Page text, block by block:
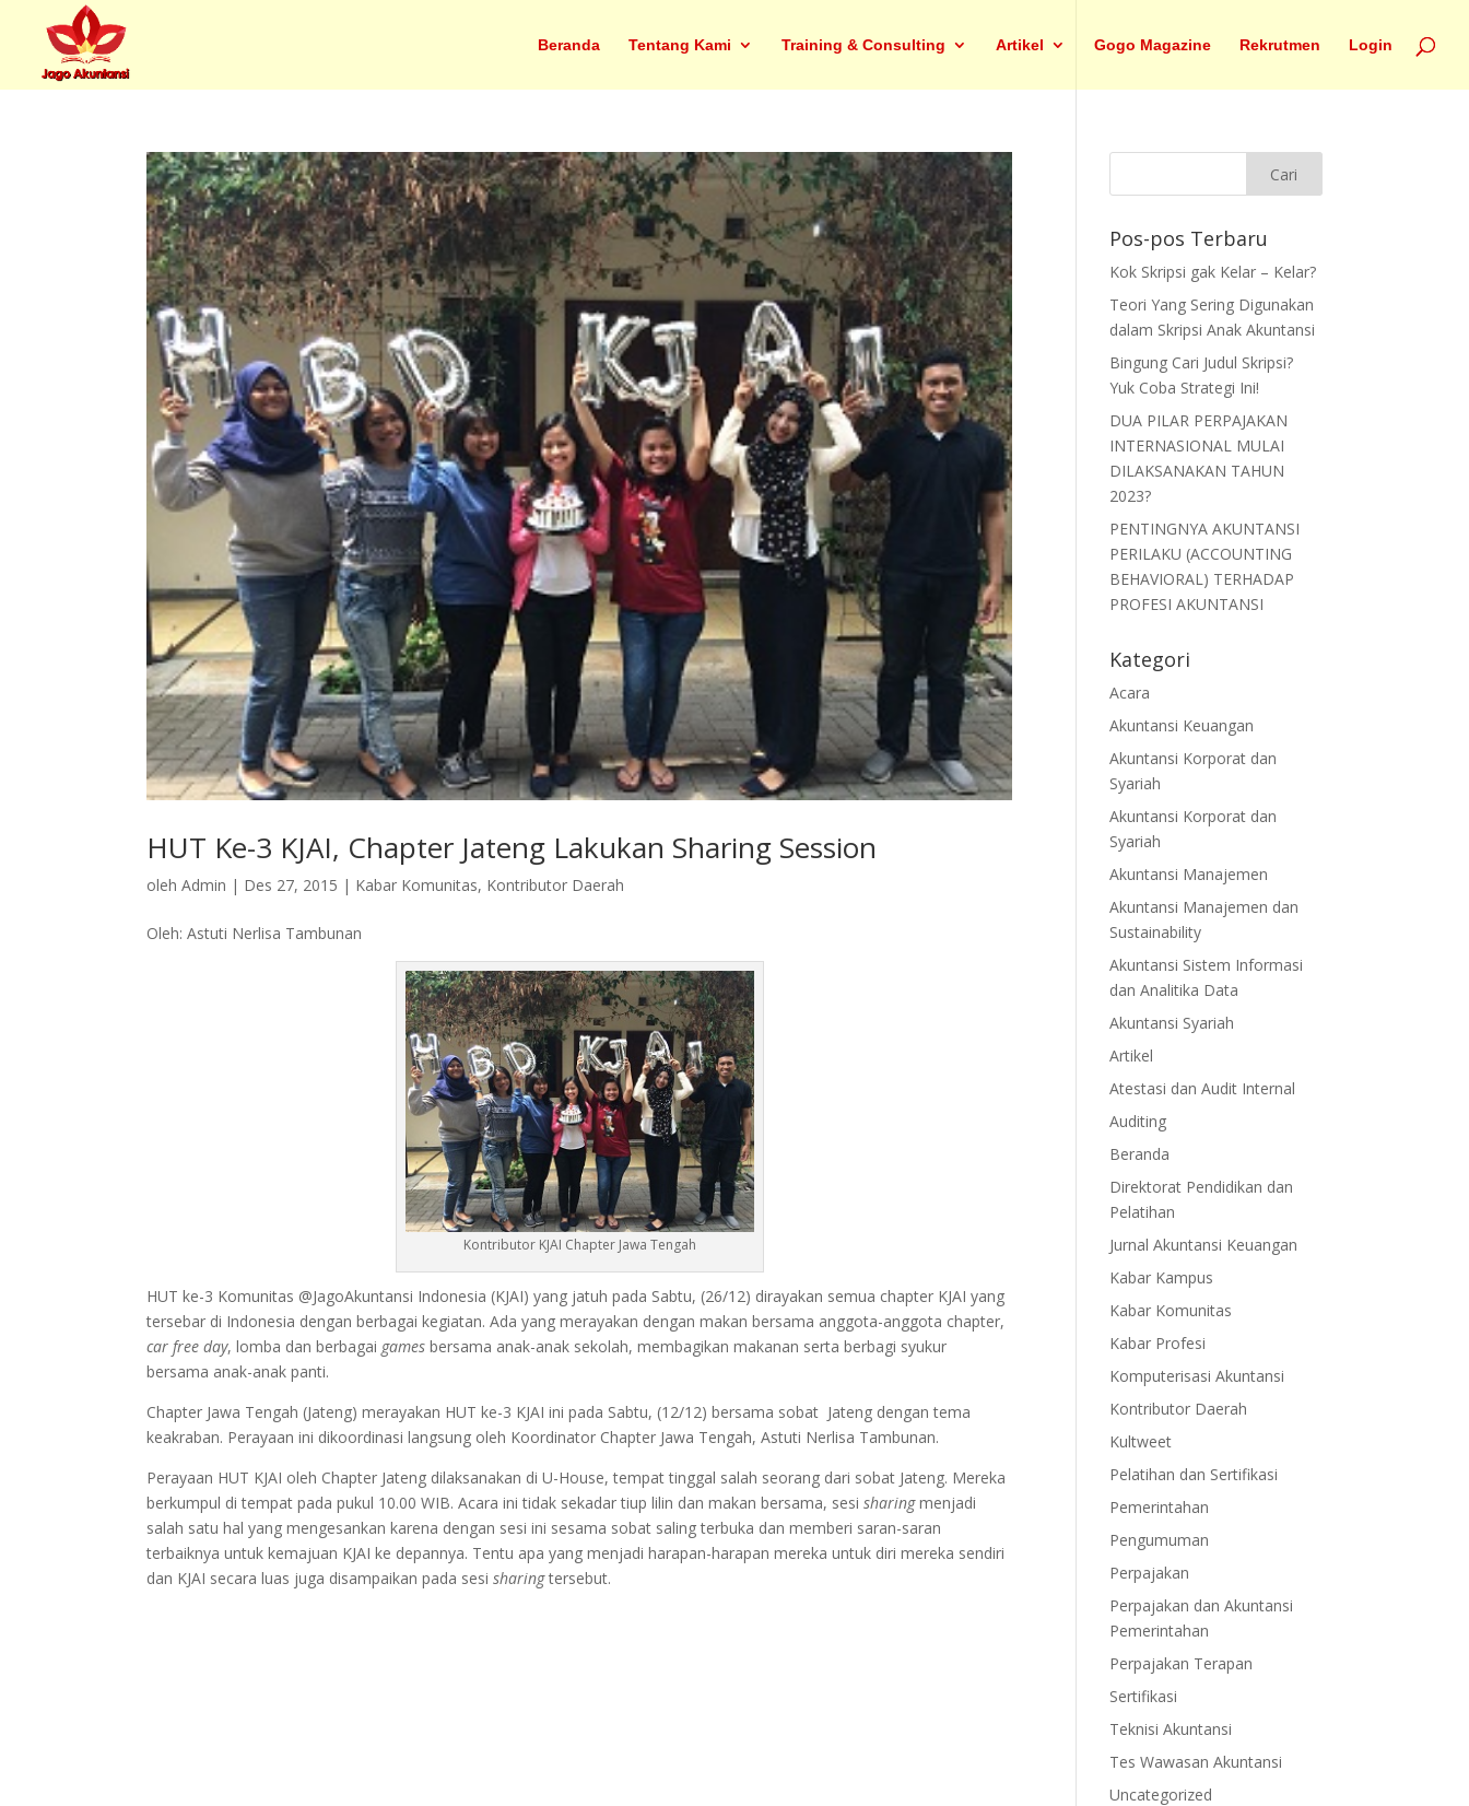
Beranda Tentang Kami Training & Consulting Artikel Gogo Magazine Rekrutmen Login
HUT Ke-3 KJAI, Chapter Jateng Lakukan Sharing Session
olehAdmin | Des 27, 2015 | Kabar Komunitas, Kontributor Daerah
Oleh: Astuti Nerlisa Tambunan
Kontributor KJAI Chapter Jawa Tengah
HUT ke-3 Komunitas @JagoAkuntansi Indonesia (KJAI) yang jatuh pada Sabtu, (26/12) dirayakan semua chapter KJAI yang
tersebar di Indonesia dengan berbagai kegiatan. Ada yang merayakan dengan makan bersama anggota-anggota chapter,
car free day, lomba dan berbagai games bersama anak-anak sekolah, membagikan makanan serta berbagi syukur
bersama anak-anak panti.
Chapter Jawa Tengah (Jateng) merayakan HUT ke-3 KJAI ini pada Sabtu, (12/12) bersama sobat Jateng dengan tema
keakraban. Perayaan ini dikoordinasi langsung oleh Koordinator Chapter Jawa Tengah, Astuti Nerlisa Tambunan.
Perayaan HUT KJAI oleh Chapter Jateng dilaksanakan di U-House, tempat tinggal salah seorang dari sobat Jateng. Mereka
berkumpul di tempat pada pukul 10.00 WIB. Acara ini tidak sekadar tiup lilin dan makan bersama, sesisharingmenjadi
salah satu hal yang mengesankan karena dengan sesi ini sesama sobat saling terbuka dan memberi saran-saran
terbaiknya untuk kemajuan KJAI ke depannya. Tentu apa yang menjadi harapan-harapan mereka untuk diri mereka sendiri
dan KJAI secara luas juga disampaikan pada sesisharingtersebut.
Pos-pos Terbaru
Kok Skripsi gak Kelar – Kelar?
Teori Yang Sering Digunakan
dalam Skripsi Anak Akuntansi
Bingung Cari Judul Skripsi?
Yuk Coba Strategi Ini!
DUA PILAR PERPAJAKAN
INTERNASIONAL MULAI
DILAKSANAKAN TAHUN
2023?
PENTINGNYA AKUNTANSI
PERILAKU (ACCOUNTING
BEHAVIORAL) TERHADAP
PROFESI AKUNTANSI
Kategori
Acara
Akuntansi Keuangan
Akuntansi Korporat dan
Syariah
Akuntansi Korporat dan
Syariah
Akuntansi Manajemen
Akuntansi Manajemen dan
Sustainability
Akuntansi Sistem Informasi
dan Analitika Data
Akuntansi Syariah
Artikel
Atestasi dan Audit Internal
Auditing
Beranda
Direktorat Pendidikan dan
Pelatihan
Jurnal Akuntansi Keuangan
Kabar Kampus
Kabar Komunitas
Kabar Profesi
Komputerisasi Akuntansi
Kontributor Daerah
Kultweet
Pelatihan dan Sertifikasi
Pemerintahan
Pengumuman
Perpajakan
Perpajakan dan Akuntansi
Pemerintahan
Perpajakan Terapan
Sertifikasi
Teknisi Akuntansi
Tes Wawasan Akuntansi
Uncategorized